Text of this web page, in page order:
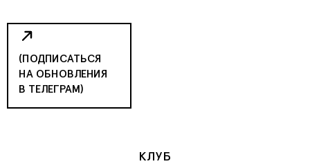
(ПОДПИСАТЬСЯ
НА ОБНОВЛЕНИЯ
В ТЕЛЕГРАМ)
КЛУБ